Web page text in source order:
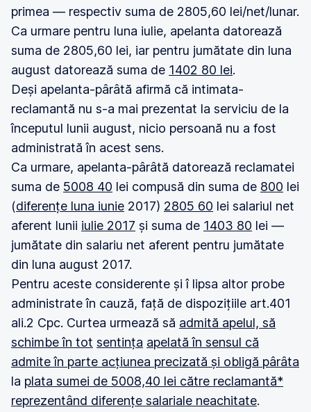
primea — respectiv suma de 2805,60 lei/net/lunar.
Ca urmare pentru luna iulie, apelanta datorează
suma de 2805,60 lei, iar pentru jumătate din luna
august datorează suma de 1402 80 lei.
Deși apelanta-pârâtă afirmă că intimata-
reclamantă nu s-a mai prezentat la serviciu de la
începutul lunii august, nicio persoană nu a fost
administrată în acest sens.
Ca urmare, apelanta-pârâtă datorează reclamatei
suma de 5008 40 lei compusă din suma de 800 lei
(diferențe luna iunie 2017) 2805 60 lei salariul net
aferent lunii iulie 2017 și suma de 1403 80 lei —
jumătate din salariu net aferent pentru jumătate
din luna august 2017.
Pentru aceste considerente și î lipsa altor probe
administrate în cauză, față de dispozițiile art.401
ali.2 Cpc. Curtea urmează să admită apelul, să
schimbe în tot sentința apelată în sensul că
admite în parte acțiunea precizată și obligă pârâta
la plata sumei de 5008,40 lei către reclamantă*
reprezentând diferențe salariale neachitate.